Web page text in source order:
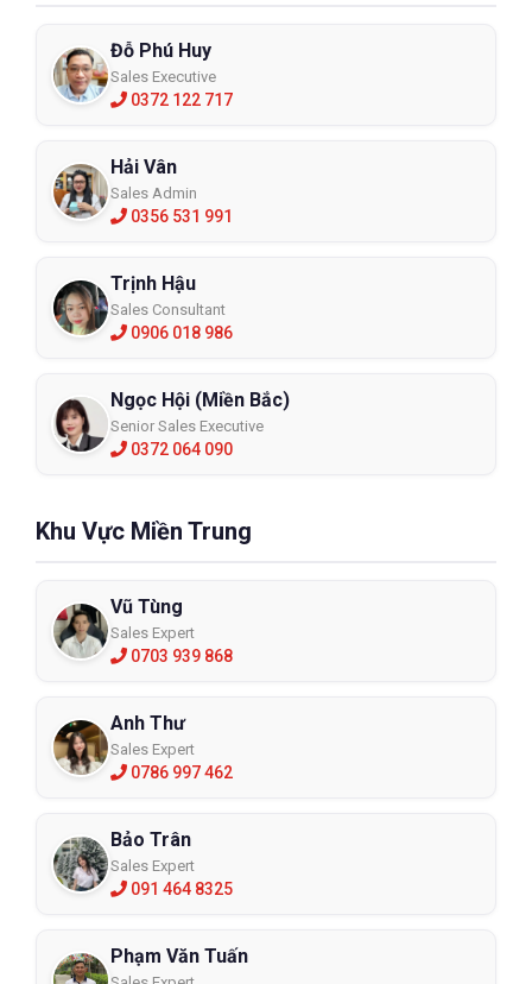
Đỗ Phú Huy
Sales Executive
0372 122 717
Hải Vân
Sales Admin
0356 531 991
Trịnh Hậu
Sales Consultant
0906 018 986
Ngọc Hội (Miền Bắc)
Senior Sales Executive
0372 064 090
Khu Vực Miền Trung
Vũ Tùng
Sales Expert
0703 939 868
Anh Thư
Sales Expert
0786 997 462
Bảo Trân
Sales Expert
091 464 8325
Phạm Văn Tuấn